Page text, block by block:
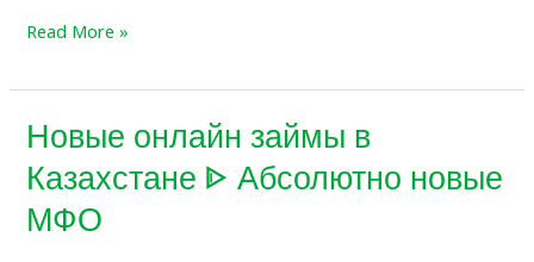
Read More »
Новые онлайн займы в
Казахстане ᐈ Абсолютно новые
МФО
Новые
онлайн
займы
в